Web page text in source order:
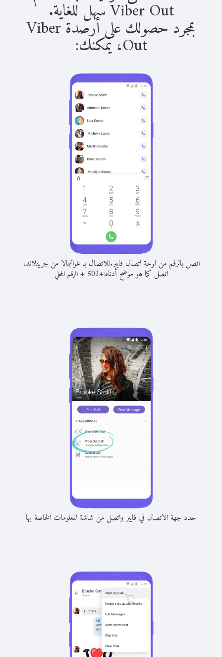
Viber Out سهل للغاية.
بمجرد حصولك على أرصدة Viber
Out، يمكنك:
اتصل بالرقم من لوحة اتصال فايبر.للاتصال بـ غواتيمالا من جرينلاند،
اتصل كما هو موضح أدناه:+
502
+الرقم المحلي
حدد جهة الاتصال في فايبر واتصل من شاشة المعلومات الخاصة بها